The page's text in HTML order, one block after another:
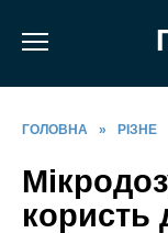
ГОЛОВНА » РІЗНЕ
користь